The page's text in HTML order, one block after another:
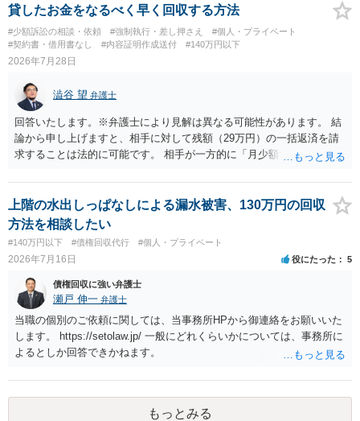
代理人が就いていたことを知らせると（訴状の記載内容から明らかな
場合も）、裁判所が当該代理人弁護士に事前連絡し、引き続き訴訟も
受任するかを聞いたうえで、受任の意志が明らかになったところで、
直接被告に送達するのではなく、代理人に訴状の受領を促すこともあ
かではありません。もちろん弁護士（２０万円の請求で代理人弁護士
に委任するかも疑わしいのですが）も住所は明らかにしないでしょ
う。 何か本人を示す事実（振込先などの情報）から、相手の住所等の
情報を割り出していくしかないように思えます。 以上、ご参考まで。
貸したお金をなるべく早く回収する方法
#少額訴訟の相談・依頼 #強制執行・差し押さえ
#個人・プライベート
#契約書・借用書なし
#内容証明作成送付 #140万円以下
2026年7月28日
澁谷 望 弁護士
回答いたします。※弁護士により見解は異なる可能性があります。 結
論から申し上げますと、相手に対して残額（29万円）の一括返済を請
求することは法的に可能です。 相手が一方的に「月少額ずつ返す」と
は成立していません。当初の返済期日も過ぎているため、一括返済を
求める権利があります。 具体的には、以下の手順で進めるのが効果的
です。 分割拒否と一括請求の通知：PayPayのメッセージ等で「分割
払いには同意していないため、残額の一括払いを求める」旨を明確に
伝えます。 相手の本名・住所の確認：応じない場合に法的手段（少額
訴訟など）をとるには、相手の身元が必要です。分からない場合は、
まず本名や住所の特定を進めてください。 相手が購入した高額商品
（Switch2等）の事実も踏まえ、応じない場合は法的措置を辞さない姿
勢で交渉に臨むのが現実的かと思います。
上階の水出しっぱなしによる漏水被害、130万円の回収
方法を相談したい
#140万円以下 #債権回収代行 #個人・プライベート
2026年7月16日 役にたった 5
債権回収に強い弁護士
瀬戸 伸一 弁護士
当職の個別のご依頼に関しては、当事務所HPから御連絡をお願いいた
します。 https://setolaw.jp/ 一般にどれくらいかについては、事務所に
よるとしか回答できかねます。
もっとみる